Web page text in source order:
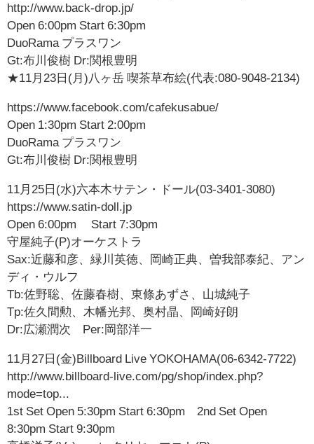
http://www.back-drop.jp/
Open 6:00pm Start 6:30pm
DuoRama プラスワン
Gt:布川俊樹 Dr:関根豊明
★11月23日(月)八ヶ岳 喫茶草布絵(代表:080-9048-2134)
https://www.facebook.com/cafekusabue/
Open 1:30pm Start 2:00pm
DuoRama プラスワン
Gt:布川俊樹 Dr:関根豊明
11月25日(水)六本木サテン・ドール(03-3401-3080)
https://www.satin-doll.jp
Open 6:00pm Start 7:30pm
守屋純子(P)オーケストラ
Sax:近藤和彦、緑川英徳、岡崎正典、曽我部泰紀、アン
ディ・ウルフ
Tb:佐野聡、佐藤春樹、東條あずさ、山城純子
Tp:佐久間勲、木幡光邦、奥村晶、岡崎好朗
Dr:広瀬潤次 Per:岡部洋一
11月27日(金)Billboard Live YOKOHAMA(06-6342-7722)
http://www.billboard-live.com/pg/shop/index.php?
mode=top...
1st Set Open 5:30pm Start 6:30pm 2nd Set Open
8:30pm Start 9:30pm